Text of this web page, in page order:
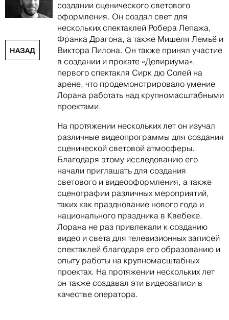
НАЗАД
создании сценического светового
оформления. Он создал свет для
нескольких спектаклей Робера Лепажа,
Франка Драгона, а также Мишеля Лемьё и
Виктора Пилона. Он также принял участие
в создании и прокате «Делириума»,
первого спектакля Сирк дю Солей на
арене, что продемонстрировало умение
Лорана работать над крупномасштабными
проектами.
На протяжении нескольких лет он изучал
различные видеопрограммы для создания
сценической световой атмосферы.
Благодаря этому исследованию его
начали приглашать для создания
светового и видеооформления, а также
сценографии различных мероприятий,
таких как празднование нового года и
национального праздника в Квебеке.
Лорана не раз привлекали к созданию
видео и света для телевизионных записей
спектаклей благодаря его образованию и
опыту работы на крупномасштабных
проектах. На протяжении нескольких лет
он также создавал эти видеозаписи в
качестве оператора.